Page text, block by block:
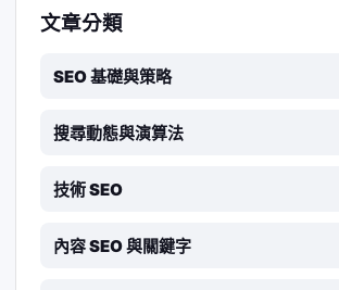
文章分類
SEO 基礎與策略
搜尋動態與演算法
技術 SEO
內容 SEO 與關鍵字